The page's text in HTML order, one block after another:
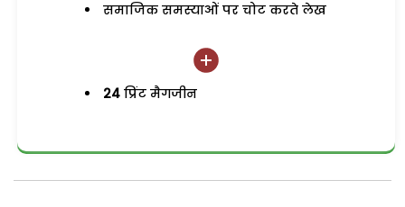
समाजिक समस्याओं पर चोट करते लेख
24 प्रिंट मैगजीन